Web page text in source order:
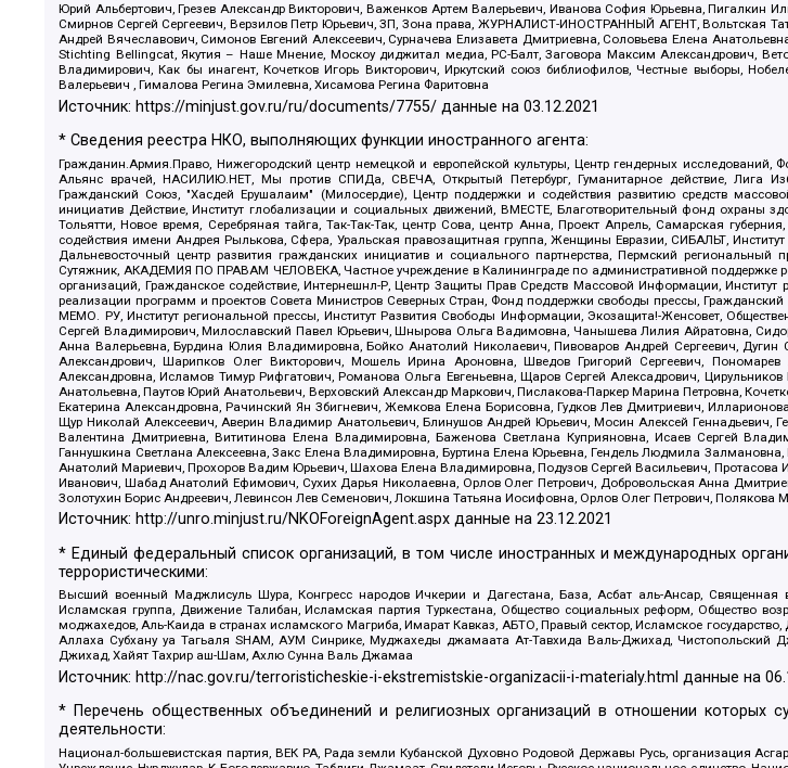
Юрий Альбертович, Грезев Александр Викторович, Важенков Артем Валерьевич, Иванова София Юрьевна, Пигалкин
Смирнов Сергей Сергеевич, Верзилов Петр Юрьевич, ЗП, Зона права, ЖУРНАЛИСТ-ИНОСТРАННЫЙ АГЕНТ, Вольтская
Андрей Вячеславович, Симонов Евгений Алексеевич, Сурначева Елизавета Дмитриевна, Соловьева Елена
Stichting Bellingcat, Якутия – Наше Мнение, Москоу диджитал медиа, РС-Балт, Заговора Максим Александрович,
Владимирович, Как бы инагент, Кочетков Игорь Викторович, Иркутский союз библиофилов, Честные выборы,
Валерьевич , Гималова Регина Эмилевна, Хисамова Регина Фаритовна
Источник: https://minjust.gov.ru/ru/documents/7755/ данные на03.12.2021
* Сведения реестра НКО, выполняющих функции иностранного агента:
Гражданин.Армия.Право, Нижегородский центр немецкой и европейской культуры, Центр гендерных
Альянс врачей, НАСИЛИЮ.НЕТ, Мы против СПИДа, СВЕЧА, Открытый Петербург, Гуманитарное действие, Лига
Гражданский Союз, "Хасдей Ерушалаим" (Милосердие), Центр поддержки и содействия развитию средств
инициатив Действие, Институт глобализации и социальных движений, ВМЕСТЕ, Благотворительный фонд
Тольятти, Новое время, Серебряная тайга, Так-Так-Так, центр Сова, центр Анна, Проект Апрель, Самарская
содействия имени Андрея Рылькова, Сфера, Уральская правозащитная группа, Женщины Евразии, СИБАЛЬТ,
Дальневосточный центр развития гражданских инициатив и социального партнерства, Пермский
Сутяжник, АКАДЕМИЯ ПО ПРАВАМ ЧЕЛОВЕКА, Частное учреждение в Калининграде по административной поддержке
организаций, Гражданское содействие, Интернешнл-Р, Центр Защиты Прав Средств Массовой Информации,
реализации программ и проектов Совета Министров Северных Стран, Фонд поддержки свободы прессы,
МЕМО. РУ, Институт региональной прессы, Институт Развития Свободы Информации, Экозащита!-Женсовет,
Сергей Владимирович, Милославский Павел Юрьевич, Шнырова Ольга Вадимовна, Чанышева Лилия Айратовна,
Анна Валерьевна, Бурдина Юлия Владимировна, Бойко Анатолий Николаевич, Пивоваров Андрей Сергеевич,
Александрович, Шарипков Олег Викторович, Мошель Ирина Ароновна, Шведов Григорий Сергеевич,
Александровна, Исламов Тимур Рифгатович, Романова Ольга Евгеньевна, Щаров Сергей Алексадрович,
Анатольевна, Паутов Юрий Анатольевич, Верховский Александр Маркович, Пислакова-Паркер Марина Петровна,
Екатерина Александровна, Рачинский Ян Збигневич, Жемкова Елена Борисовна, Гудков Лев Дмитриевич,
Щур Николай Алексеевич, Аверин Владимир Анатольевич, Блинушов Андрей Юрьевич, Мосин Алексей
Валентина Дмитриевна, Вититинова Елена Владимировна, Баженова Светлана Куприяновна, Исаев Сергей
Ганнушкина Светлана Алексеевна, Закс Елена Владимировна, Буртина Елена Юрьевна, Гендель Людмила
Анатолий Мариевич, Прохоров Вадим Юрьевич, Шахова Елена Владимировна, Подузов Сергей Васильевич,
Иванович, Шабад Анатолий Ефимович, Сухих Дарья Николаевна, Орлов Олег Петрович, Добровольская Анна
Золотухин Борис Андреевич, Левинсон Лев Семенович, Локшина Татьяна Иосифовна, Орлов Олег Петрович, Полякова
Источник: http://unro.minjust.ru/NKOForeignAgent.aspx данные на23.12.2021
* Единый федеральный список организаций, в том числе иностранных и международных
террористическими:
Высший военный Маджлисуль Шура, Конгресс народов Ичкерии и Дагестана, База, Асбат аль-Ансар, Священная
Исламская группа, Движение Талибан, Исламская партия Туркестана, Общество социальных реформ,
моджахедов, Аль-Каида в странах исламского Магриба, Имарат Кавказ, АБТО, Правый сектор, Исламское
Аллаха Субхану уа Тагьаля SHAM, АУМ Синрике, Муджахеды джамаата Ат-Тавхида Валь-Джихад, Чистопольский
Джихад, Хайят Тахрир аш-Шам, Ахлю Сунна Валь Джамаа
Источник: http://nac.gov.ru/terroristicheskie-i-ekstremistskie-organizacii-i-materialy.html данные на
* Перечень общественных объединений и религиозных организаций в отношении которых
деятельности:
Национал-большевистская партия, ВЕК РА, Рада земли Кубанской Духовно Родовой Державы Русь, организация